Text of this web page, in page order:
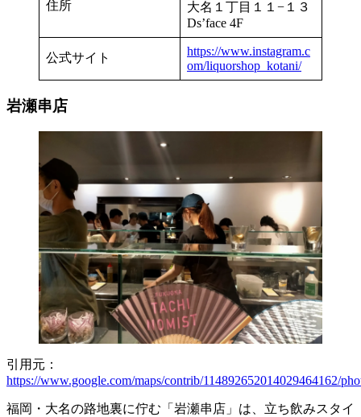
住所
大名１丁目１１−１３
Ds’face 4F
公式サイト
https://www.instagram.c
om/liquorshop_kotani/
岩瀬串店
引用元：
https://www.google.com/maps/contrib/114892652014029464162/
福岡・大名の路地裏に佇む「岩瀬串店」は、立ち飲みスタイ